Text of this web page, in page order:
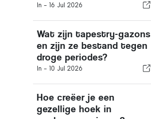
In - 16 Jul 2026
Wat zijn tapestry-gazons
en zijn ze bestand tegen
droge periodes?
In - 10 Jul 2026
Hoe creëer je een
gezellige hoek in